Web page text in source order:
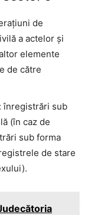
de
a actelor și
elemente
de către
înregistrări sub
(în caz de
sub forma
de stare